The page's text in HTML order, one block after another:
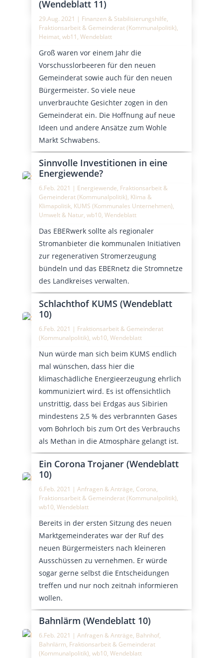
(Wendeblatt 11)
29.Aug. 2021 | Finanzen & Stabilisierungshilfe,
Fraktionsarbeit & Gemeinderat (Kommunalpolitik),
Heimat, wb11 , Wendeblatt
Groß waren vor einem Jahr die
Vorschusslorbeeren für den neuen
Gemeinderat sowie auch für den neuen
Bürgermeister. So viele neue
unverbrauchte Gesichter zogen in den
Gemeinderat ein. Die Hoffnung auf neue
Ideen und andere Ansätze zum Wohle
Markt Schwabens.
Sinnvolle Investitionen in eine
Energiewende?
6.Feb. 2021 | Energiewende, Fraktionsarbeit &
Gemeinderat (Kommunalpolitik), Klima &
Klimapolitik, KUMS (Kommunales Unternehmen),
Umwelt & Natur, wb10, Wendeblatt
Das EBERwerk sollte als regionaler
Stromanbieter die kommunalen Initiativen
zur regenerativen Stromerzeugung
bündeln und das EBERnetz die Stromnetze
des Landkreises verwalten.
Schlachthof KUMS (Wendeblatt
10)
6.Feb. 2021 | Fraktionsarbeit & Gemeinderat
(Kommunalpolitik), wb10, Wendeblatt
Nun würde man sich beim KUMS endlich
mal wünschen, dass hier die
klimaschädliche Energieerzeugung ehrlich
kommuniziert wird. Es ist offensichtlich
unstrittig, dass bei Erdgas aus Sibirien
mindestens 2,5 % des verbrannten Gases
vom Bohrloch bis zum Ort des Verbrauchs
als Methan in die Atmosphäre gelangt ist.
Ein Corona Trojaner (Wendeblatt
10)
6.Feb. 2021 | Anfragen & Anträge, Corona,
Fraktionsarbeit & Gemeinderat (Kommunalpolitik),
wb10, Wendeblatt
Bereits in der ersten Sitzung des neuen
Marktgemeinderates war der Ruf des
neuen Bürgermeisters nach kleineren
Ausschüssen zu vernehmen. Er würde
sogar gerne selbst die Entscheidungen
treffen und nur noch zeitnah informieren
wollen.
Bahnlärm (Wendeblatt 10)
6.Feb. 2021 | Anfragen & Anträge, Bahnhof,
Bahnlärm, Fraktionsarbeit & Gemeinderat
(Kommunalpolitik), wb10, Wendeblatt